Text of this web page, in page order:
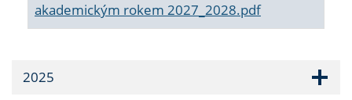
akademickým rokem 2027_2028.pdf
2025